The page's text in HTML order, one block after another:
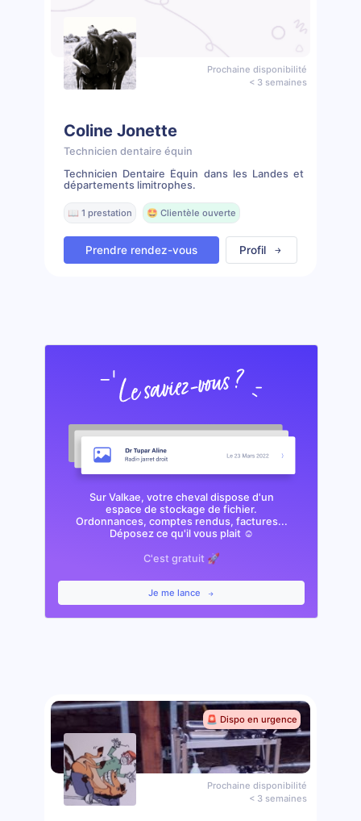
Prochaine disponibilité
< 3 semaines
Coline Jonette
Technicien dentaire équin
Technicien Dentaire Équin dans les Landes et
départements limitrophes.
📖 1 prestation 🤩 Clientèle ouverte
Prendre rendez-vous Profil
Sur Valkae, votre cheval dispose d'un
espace de stockage de fichier.
Ordonnances, comptes rendus, factures...
Déposez ce qu'il vous plait ☺️
C'est gratuit 🚀
Je me lance
🚨 Dispo en urgence
Prochaine disponibilité
< 3 semaines